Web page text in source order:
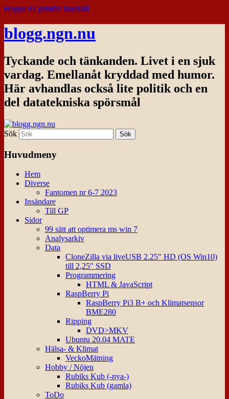
Hoppa till primärt innehåll
blogg.ngn.nu
Tyckande och tänkanden. Livet i en sjuk
vardag. Emellanåt kryddad med humor.
Här avhandlas också lite politik och en
del datatekniska spörsmål
Sök
Huvudmeny
Hem
Diverse
Fantomen nr 6-7 2023
Insändare
Till GP
Sidor
99 sätt att optimera ms win 7
Analysarkiv
Data
CloneZilla via liveUSB 2.25″ HD (OS Win10)
till 2,25″ SSD
Programmering
HTML & JavaScript
RaspBerry Pi
RaspBerry Pi3 B+ och Klimatsensor
BME280
Ripping
DVD>MKV
Ubuntu 20.04 MATE
Hälsa- & Klimat
VeckoMätning
Hobby / Nöjen
Rubiks Kub (-nya-)
Rubiks Kub (gamla)
ToDo